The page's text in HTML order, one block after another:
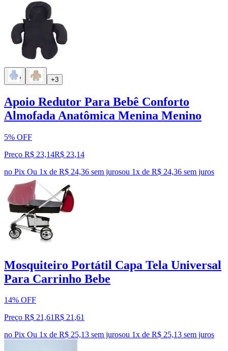
+3
Apoio Redutor Para Bebê Conforto
Almofada Anatômica Menina Menino
5% OFF
Preço R$ 23,14R$ 23,14
no Pix Ou 1x de R$ 24,36 sem jurosou 1x de R$ 24,36 sem juros
Mosquiteiro Portátil Capa Tela Universal
Para Carrinho Bebe
14% OFF
Preço R$ 21,61R$ 21,61
no Pix Ou 1x de R$ 25,13 sem jurosou 1x de R$ 25,13 sem juros